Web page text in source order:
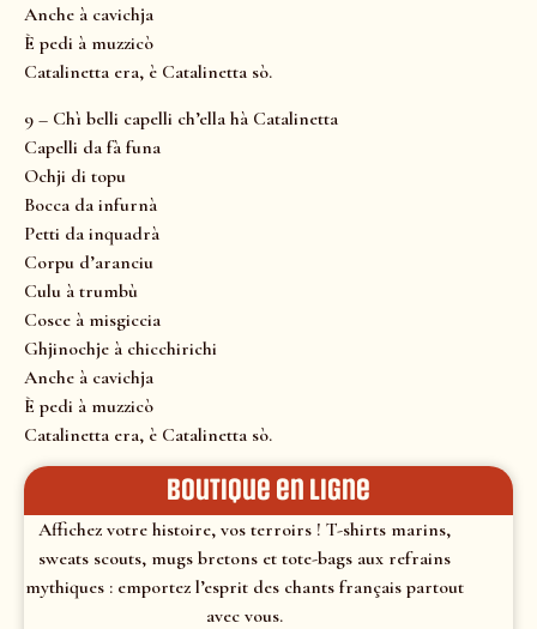
Anche à cavichja
È pedi à muzzicò
Catalinetta era, è Catalinetta sò.
9 – Chì belli capelli ch’ella hà Catalinetta
Capelli da fà funa
Ochji di topu
Bocca da infurnà
Petti da inquadrà
Corpu d’aranciu
Culu à trumbù
Cosce à misgiccia
Ghjinochje à chicchirichi
Anche à cavichja
È pedi à muzzicò
Catalinetta era, è Catalinetta sò.
Boutique en ligne
Affichez votre histoire, vos terroirs ! T-shirts marins,
sweats scouts, mugs bretons et tote-bags aux refrains
mythiques : emportez l’esprit des chants français partout
avec vous.